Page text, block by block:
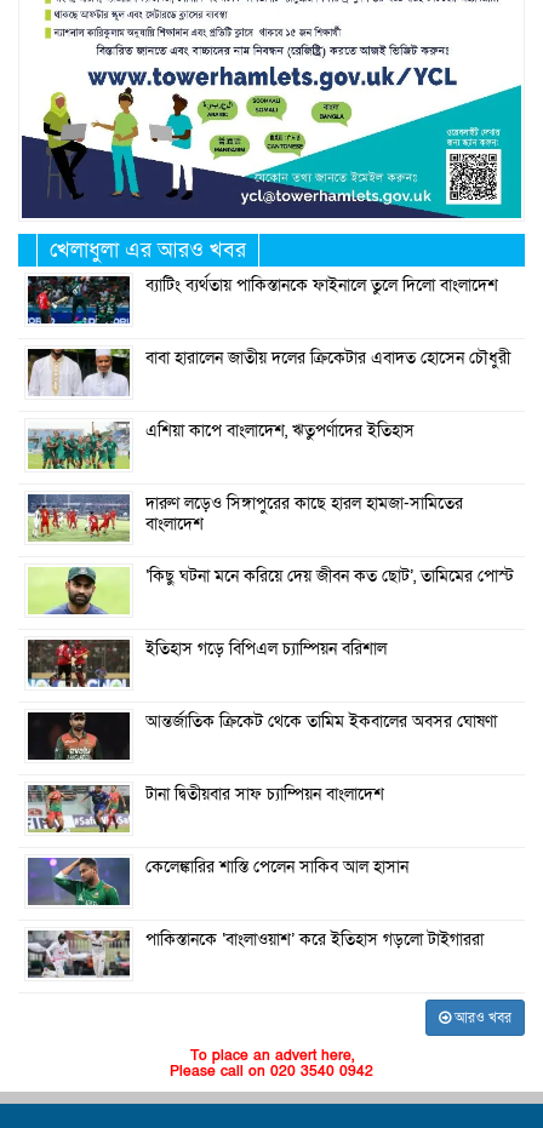
খেলাধুলা এর আরও খবর
ব্যাটিং ব্যর্থতায় পাকিস্তানকে ফাইনালে তুলে দিলো বাংলাদেশ
বাবা হারালেন জাতীয় দলের ক্রিকেটার এবাদত হোসেন চৌধুরী
এশিয়া কাপে বাংলাদেশ, ঋতুপর্ণাদের ইতিহাস
দারুণ লড়েও সিঙ্গাপুরের কাছে হারল হামজা-সামিতের
বাংলাদেশ
‘কিছু ঘটনা মনে করিয়ে দেয় জীবন কত ছোট’, তামিমের পোস্ট
ইতিহাস গড়ে বিপিএল চ্যাম্পিয়ন বরিশাল
আন্তর্জাতিক ক্রিকেট থেকে তামিম ইকবালের অবসর ঘোষণা
টানা দ্বিতীয়বার সাফ চ্যাম্পিয়ন বাংলাদেশ
কেলেঙ্কারির শাস্তি পেলেন সাকিব আল হাসান
পাকিস্তানকে ‘বাংলাওয়াশ’ করে ইতিহাস গড়লো টাইগাররা
আরও খবর
To place an advert here,
Please call on 020 3540 0942